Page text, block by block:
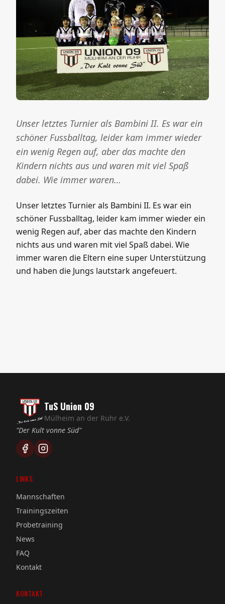
Unser letztes Turnier als Bambini II. Es war ein
schöner Fussballtag, leider kam immer wieder
ein wenig Regen auf, aber das machte den
Kindern nichts aus und waren mit viel Spaß
dabei. Wie immer waren…
Unser letztes Turnier als Bambini II. Es war ein
schöner Fussballtag, leider kam immer wieder ein
wenig Regen auf, aber das machte den Kindern
nichts aus und waren mit viel Spaß dabei. Wie
immer waren die Eltern eine super Unterstützung
und haben die Jungs lautstark angefeuert.
TuS Union 09
Mülheim an der Ruhr e.V.
"Der Kult vonne Süd"
LINKS
Mannschaften
Trainingszeiten
Probetraining
News
FAQ
Kontakt
KONTAKT